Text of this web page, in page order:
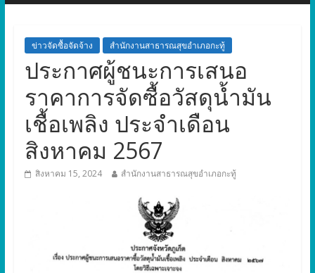
เจาะจง
เจาะจงข่าวจัดซื้อจัดจ้าง สำนักงานสาธารณสุขอำเภอกะทู้
ประกาศผู้ชนะการเสนอ
ราคาการจัดซื้อวัสดุน้ำมัน
เชื้อเพลิง ประจำเดือน
สิงหาคม 2567
สิงหาคม 15, 2024 สำนักงานสาธารณสุขอำเภอกะทู้